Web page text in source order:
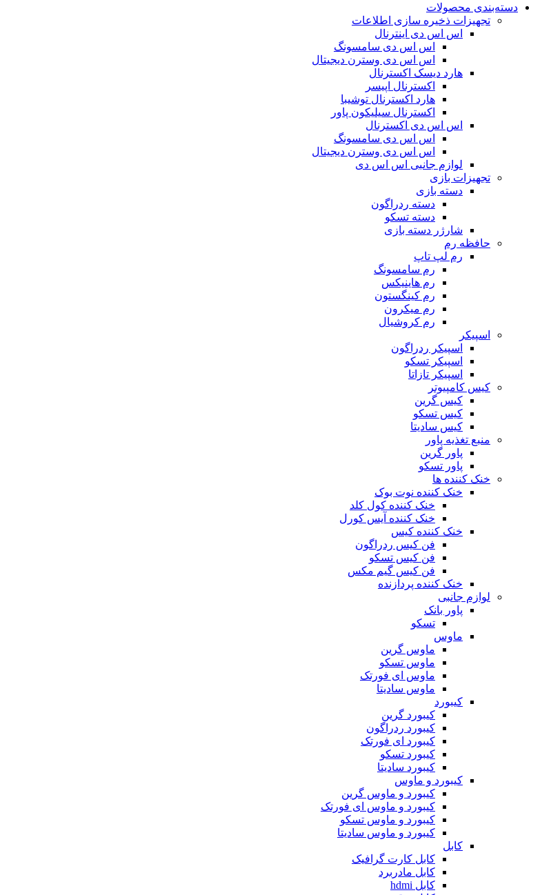
دسته‌بندی محصولات
تجهیزات ذخیره سازی اطلاعات
اس اس دی اینترنال
اس اس دی سامسونگ
اس اس دی وسترن دیجیتال
هارد دیسک اکسترنال
اکسترنال اپیسر
هارد اکسترنال توشیبا
اکسترنال سیلیکون پاور
اس اس دی اکسترنال
اس اس دی سامسونگ
اس اس دی وسترن دیجیتال
لوازم جانبی اس اس دی
تجهیزات بازی
دسته بازی
دسته ردراگون
دسته تسکو
شارژر دسته بازی
حافظه رم
رم لپ تاپ
رم سامسونگ
رم هاینیکس
رم کینگستون
رم میکرون
رم کروشیال
اسپیکر
اسپیکر ردراگون
اسپیکر تسکو
اسپیکر تازاتا
کیس کامپیوتر
کیس گرین
کیس تسکو
کیس سادیتا
منبع تغذیه‌ پاور
پاور گرین
پاور تسکو
خنک کننده ها
خنک کننده نوت بوک
خنک کننده کول کلد
خنک کننده آیس کورل
خنک کننده کیس
فن کیس ردراگون
فن کیس تسکو
فن کیس گیم مکس
خنک کننده پردازنده
لوازم جانبی
پاور بانک
تسکو
ماوس
ماوس گرین
ماوس تسکو
ماوس ای فورتک
ماوس سادیتا
کیبورد
کیبورد گرین
کیبورد ردراگون
کیبورد ای فورتک
کیبورد تسکو
کیبورد سادیتا
کیبورد و ماوس
کیبورد و ماوس گرین
کیبورد و ماوس ای فورتک
کیبورد و ماوس تسکو
کیبورد و ماوس سادیتا
کابل
کابل کارت گرافیک
کابل مادربرد
کابل hdmi